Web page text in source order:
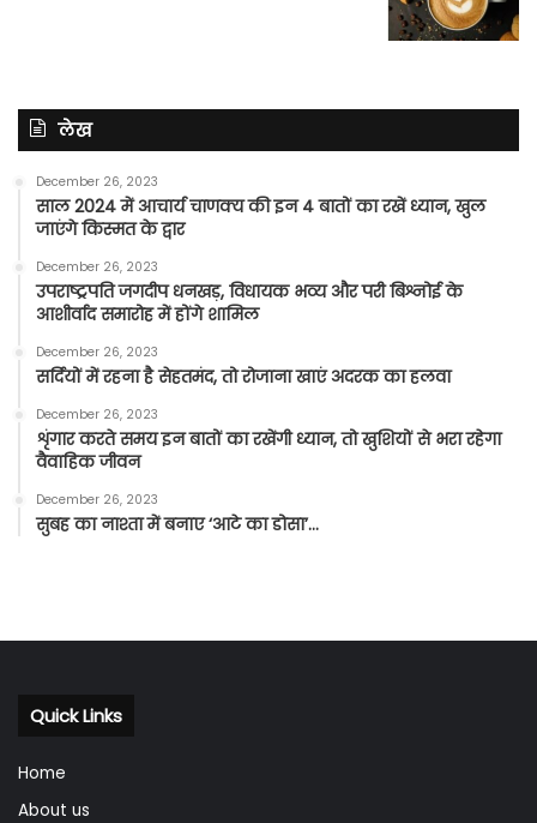
लेख
December 26, 2023
साल 2024 में आचार्य चाणक्य की इन 4 बातों का रखें ध्यान, खुल
जाएंगे किस्मत के द्वार
December 26, 2023
उपराष्ट्रपति जगदीप धनखड़, विधायक भव्य और परी बिश्नोई के
आशीर्वाद समारोह में होंगे शामिल
December 26, 2023
सर्दियों में रहना है सेहतमंद, तो रोजाना खाएं अदरक का हलवा
December 26, 2023
शृंगार करते समय इन बातों का रखेंगी ध्यान, तो खुशियों से भरा रहेगा
वैवाहिक जीवन
December 26, 2023
सुबह का नाश्ता में बनाए ‘आटे का डोसा’…
Quick Links
Home
About us